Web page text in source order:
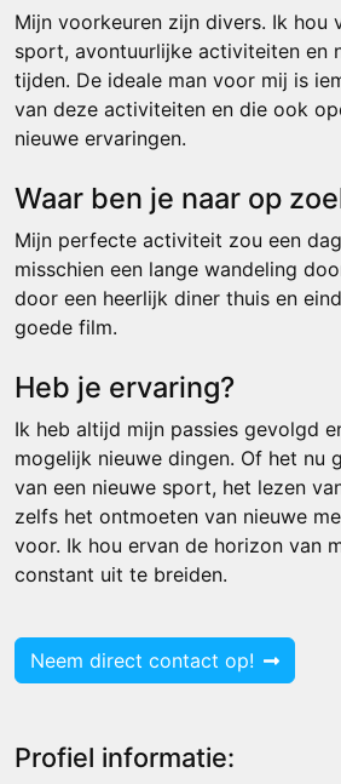
Mijn voorkeuren zijn divers. Ik hou
sport, avontuurlijke activiteiten en
tijden. De ideale man voor mij is
van deze activiteiten en die ook
nieuwe ervaringen.
Waar ben je naar op
Mijn perfecte activiteit zou een
misschien een lange wandeling
door een heerlijk diner thuis en
goede film.
Heb je ervaring?
Ik heb altijd mijn passies gevolgd
mogelijk nieuwe dingen. Of het nu
van een nieuwe sport, het lezen
zelfs het ontmoeten van nieuwe
voor. Ik hou ervan de horizon van
constant uit te breiden.
Neem direct contact op!
Profiel informatie: